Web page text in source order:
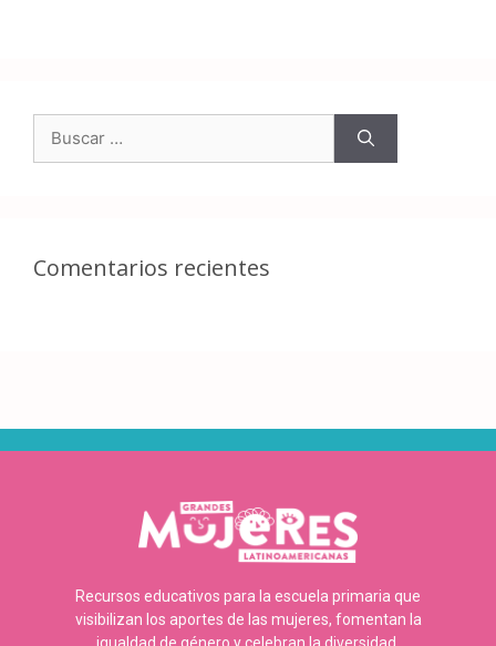
Comentarios recientes
Recursos educativos para la escuela primaria que
visibilizan los aportes de las mujeres, fomentan la
igualdad de género y celebran la diversidad.